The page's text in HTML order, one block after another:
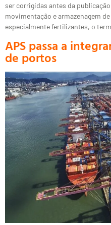
ser corrigidas antes da
movimentação e armazenagem
especialmente fertilizantes, o
APS passa a
de portos